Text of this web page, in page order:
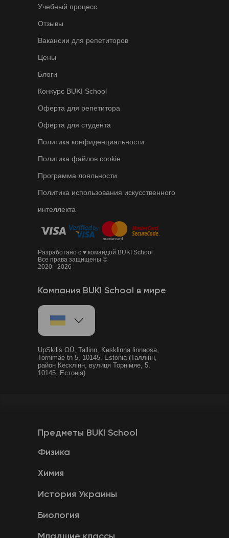
Учебный процесс
Отзывы
Вакансии для репетиторов
Цены
Блоги
Конкурс BUKI School
Оферта для репетитора
Оферта для студента
Политика конфиденциальности
Политика файлов cookie
Программа лояльности
Политика использования искусственного
интеллекта
Разработано с ♥ командой BUKI School
Все права защищены ©
2020 - 2026
Компания BUKI School в мире
UpSkills OÜ, Tallinn, Kesklinna linnaosa,
Tornimäe tn 5, 10145, Estonia (Таллінн,
район Кесклінн, вулиця Торнімяе, 5,
10145, Естонія)
Предметы BUKI School
Физика
Химия
История Украины
Биология